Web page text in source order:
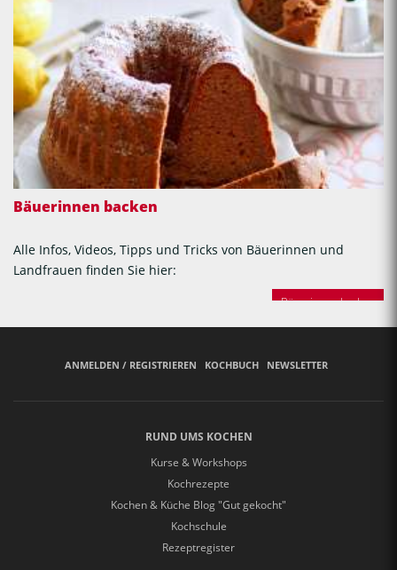
Bäuerinnen backen
Alle Infos, Videos, Tipps und Tricks von Bäuerinnen und
Landfrauen finden Sie hier:
Bäuerinnen backen
ANMELDEN / REGISTRIEREN KOCHBUCH NEWSLETTER
RUND UMS KOCHEN
Kurse & Workshops
Kochrezepte
Kochen & Küche Blog "Gut gekocht"
Kochschule
Rezeptregister